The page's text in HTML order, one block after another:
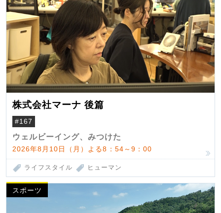
株式会社マーナ 後篇
#167
ウェルビーイング、みつけた
2026年8月10日（月）よる8：54～9：00
ライフスタイル ヒューマン
スポーツ